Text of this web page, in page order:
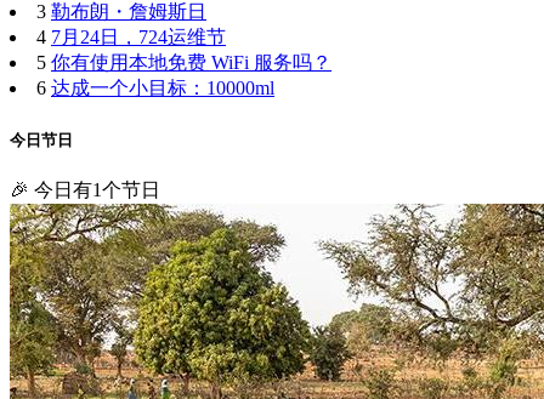
3 勒布朗・詹姆斯日
4 7月24日，724运维节
5 你有使用本地免费 WiFi 服务吗？
6 达成一个小目标：10000ml
今日节日
🎉 今日有1个节日